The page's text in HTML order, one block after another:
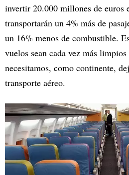
invertir 20.000 millones de euros
transportarán un 4% más de
un 16% menos de combustible.
vuelos sean cada vez más
necesitamos, como continente,
transporte aéreo.